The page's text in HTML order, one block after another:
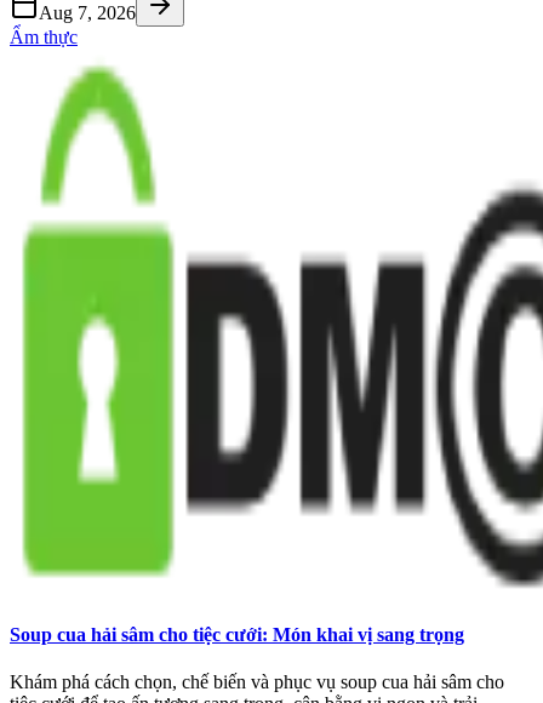
Aug 7, 2026
Ẩm thực
Soup cua hải sâm cho tiệc cưới: Món khai vị sang trọng
Khám phá cách chọn, chế biến và phục vụ soup cua hải sâm cho